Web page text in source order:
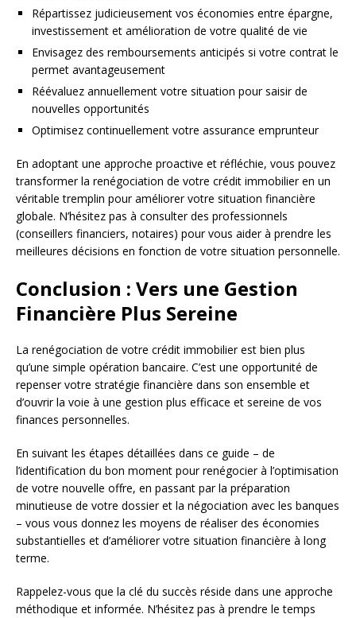
Répartissez judicieusement vos économies entre épargne,
investissement et amélioration de votre qualité de vie
Envisagez des remboursements anticipés si votre contrat le
permet avantageusement
Réévaluez annuellement votre situation pour saisir de
nouvelles opportunités
Optimisez continuellement votre assurance emprunteur
En adoptant une approche proactive et réfléchie, vous pouvez
transformer la renégociation de votre crédit immobilier en un
véritable tremplin pour améliorer votre situation financière
globale. N’hésitez pas à consulter des professionnels
(conseillers financiers, notaires) pour vous aider à prendre les
meilleures décisions en fonction de votre situation personnelle.
Conclusion : Vers une Gestion
Financière Plus Sereine
La renégociation de votre crédit immobilier est bien plus
qu’une simple opération bancaire. C’est une opportunité de
repenser votre stratégie financière dans son ensemble et
d’ouvrir la voie à une gestion plus efficace et sereine de vos
finances personnelles.
En suivant les étapes détaillées dans ce guide – de
l’identification du bon moment pour renégocier à l’optimisation
de votre nouvelle offre, en passant par la préparation
minutieuse de votre dossier et la négociation avec les banques
– vous vous donnez les moyens de réaliser des économies
substantielles et d’améliorer votre situation financière à long
terme.
Rappelez-vous que la clé du succès réside dans une approche
méthodique et informée. N’hésitez pas à prendre le temps